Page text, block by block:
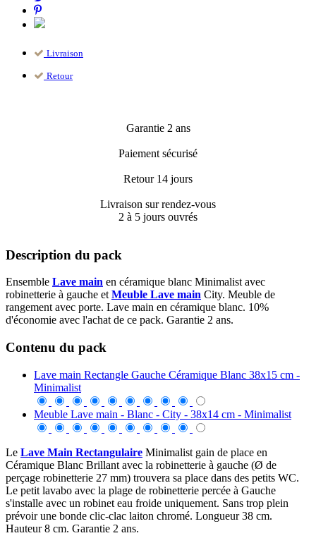
Livraison
Retour
Garantie 2 ans
Paiement sécurisé
Retour 14 jours
Livraison sur rendez-vous
2 à 5 jours ouvrés
Description du pack
Ensemble Lave main en céramique blanc Minimalist avec
robinetterie à gauche et Meuble Lave main City. Meuble de
rangement avec porte. Lave main en céramique blanc. 10%
d'économie avec l'achat de ce pack. Garantie 2 ans.
Contenu du pack
Lave main Rectangle Gauche Céramique Blanc 38x15 cm -
Minimalist
Meuble Lave main - Blanc - City - 38x14 cm - Minimalist
Le Lave Main Rectangulaire Minimalist gain de place en
Céramique Blanc Brillant avec la robinetterie à gauche (Ø de
perçage robinetterie 27 mm) trouvera sa place dans des petits WC.
Le petit lavabo avec la plage de robinetterie percée à Gauche
s'installe avec un robinet eau froide uniquement. Sans trop plein
prévoir une bonde clic-clac laiton chromé. Longueur 38 cm.
Hauteur 8 cm. Garantie 2 ans.